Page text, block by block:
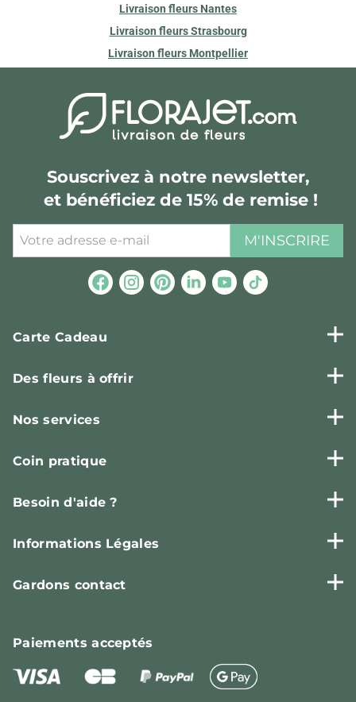
Livraison fleurs Nantes
Livraison fleurs Strasbourg
Livraison fleurs Montpellier
Souscrivez à notre newsletter,
et bénéficiez de 15% de remise !
M'INSCRIRE
Carte Cadeau
Des fleurs à offrir
Nos services
Coin pratique
Besoin d'aide ?
Informations Légales
Gardons contact
Paiementsacceptés